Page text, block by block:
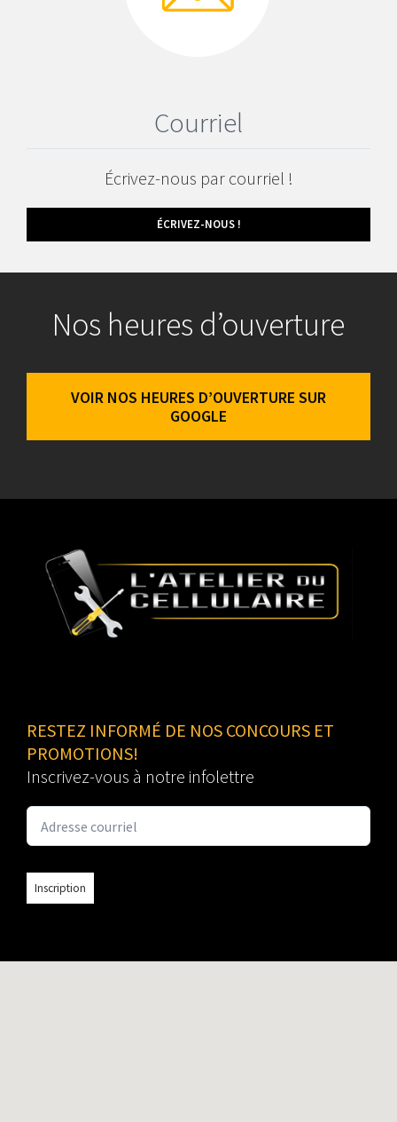
Courriel
Écrivez-nous par courriel !
ÉCRIVEZ-NOUS !
Nos heures d’ouverture
VOIR NOS HEURES D’OUVERTURE SUR
GOOGLE
RESTEZ INFORMÉ DE NOS CONCOURS ET
PROMOTIONS!
Inscrivez-vous à notre infolettre